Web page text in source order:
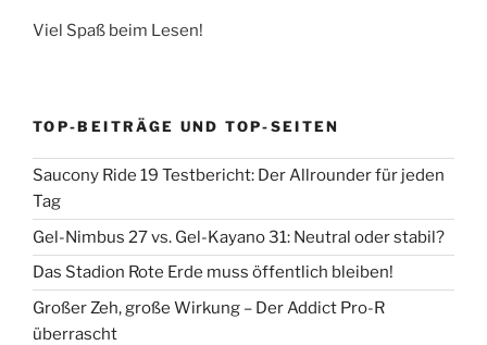
Viel Spaß beim Lesen!
TOP-BEITRÄGE UND TOP-SEITEN
Saucony Ride 19 Testbericht: Der Allrounder für jeden
Tag
Gel-Nimbus 27 vs. Gel-Kayano 31: Neutral oder stabil?
Das Stadion Rote Erde muss öffentlich bleiben!
Großer Zeh, große Wirkung – Der Addict Pro-R
überrascht